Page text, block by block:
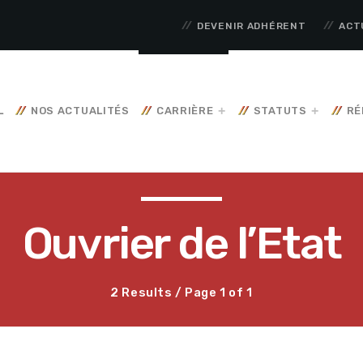
DEVENIR ADHÉRENT
NOS ACTUALITÉS CARRIÈRE STATUTS
Ouvrier de l’Etat
2 Results / Page 1 of 1